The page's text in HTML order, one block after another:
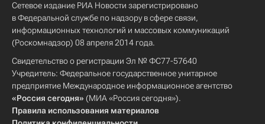
Сетевое издание РИА Новости зарегистрировано
в Федеральной службе по надзору в сфере связи,
информационных технологий и массовых коммуникаций
(Роскомнадзор) 08 апреля 2014 года.
Свидетельство о регистрации Эл № ФС77-57640
Учредитель: Федеральное государственное унитарное
предприятие Международное информационное агентство
«Россия сегодня» (МИА «Россия сегодня»).
Правила использования материалов